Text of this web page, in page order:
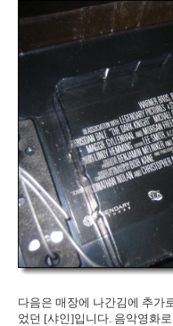
다음은 매장에 나간김에 추가
었던 [샤인]입니다. 음악영화